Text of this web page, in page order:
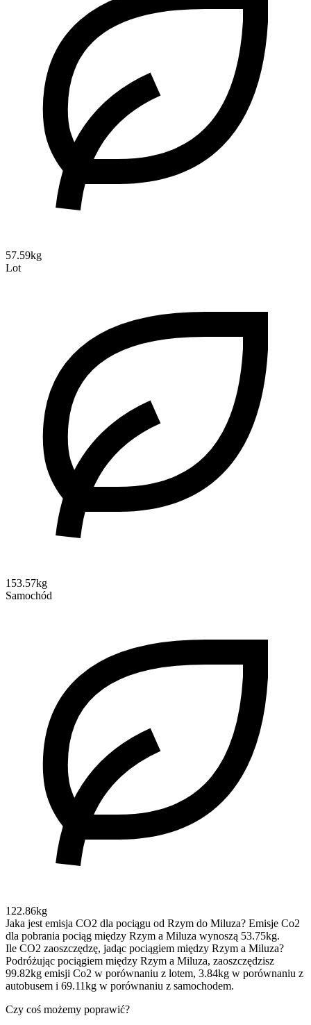
57.59kg
Lot
153.57kg
Samochód
122.86kg
Jaka jest emisja CO2 dla pociągu od Rzym do Miluza? Emisje Co2
dla pobrania pociąg między Rzym a Miluza wynoszą 53.75kg.
Ile CO2 zaoszczędzę, jadąc pociągiem między Rzym a Miluza?
Podróżując pociągiem między Rzym a Miluza, zaoszczędzisz
99.82kg emisji Co2 w porównaniu z lotem, 3.84kg w porównaniu z
autobusem i 69.11kg w porównaniu z samochodem.
Czy coś możemy poprawić?